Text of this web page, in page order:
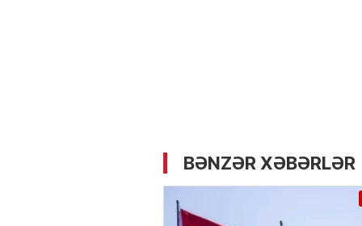
BƏNZƏR XƏBƏRLƏR